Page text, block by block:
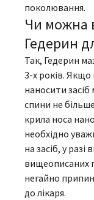
поколювання.
Чи можна
Гедерин
Так, Гедерин
3-х років. Якщо
наносити
спини не
крила носа
необхідно
на засіб, у разі
вищеописаних
негайно
до лікаря.